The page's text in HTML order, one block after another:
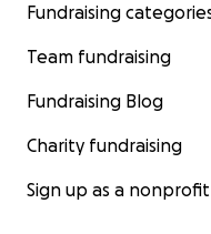
Fundraising
Team fundraising
Fundraising Blog
Charity fundraising
Sign up as a nonprofit